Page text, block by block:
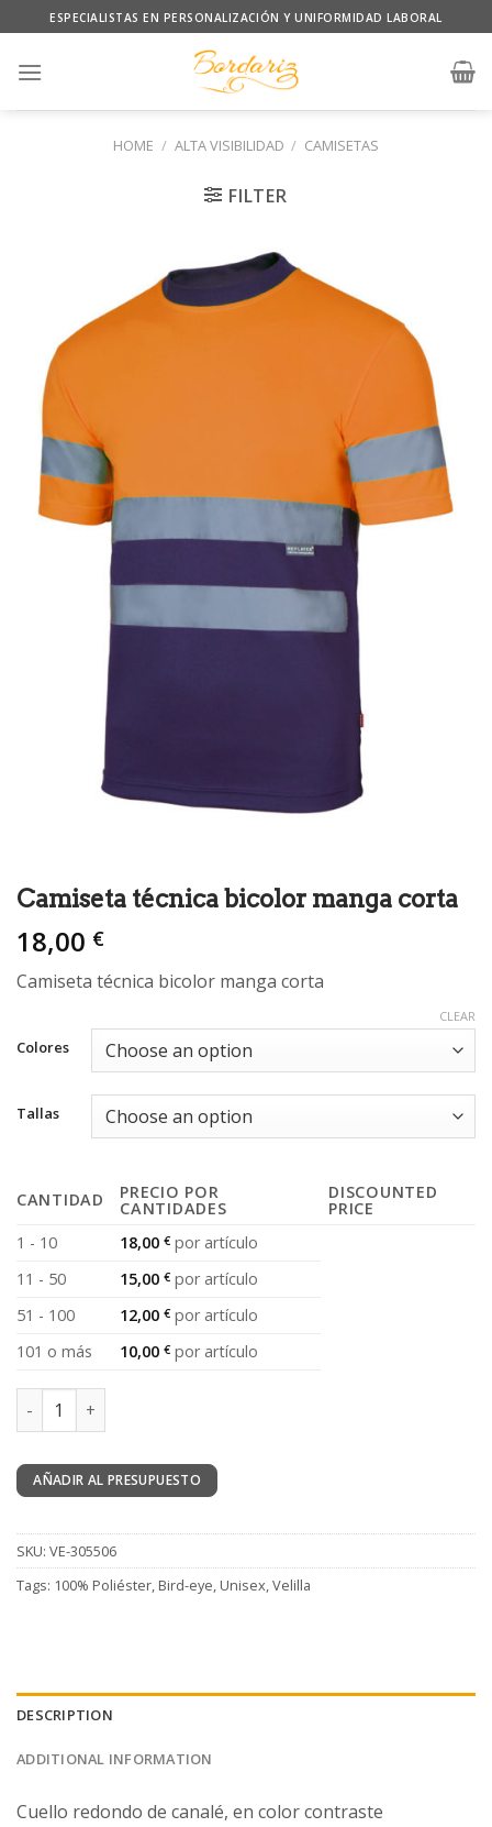
to
content
ESPECIALISTAS EN PERSONALIZACIÓN Y UNIFORMIDAD LABORAL
HOME / ALTA VISIBILIDAD / CAMISETAS
FILTER
Camiseta técnica bicolor manga corta
18,00 €
Camiseta técnica bicolor manga corta
Colores
Tallas
CLEAR
CANTIDAD PRECIO POR
CANTIDADES
DISCOUNTED
PRICE
1 - 10
18,00€ por artículo
11 - 50
15,00€ por artículo
51 - 100
12,00€ por artículo
101 o más
10,00€ por artículo
Camiseta técnica bicolor manga corta quantity
AÑADIR AL PRESUPUESTO
SKU: VE-305506
Tags: 100% Poliéster, Bird-eye, Unisex,Velilla
DESCRIPTION
ADDITIONAL INFORMATION
Cuello redondo de canalé, en color contraste